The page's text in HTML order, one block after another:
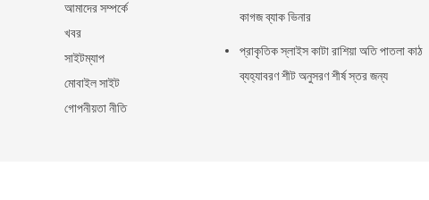
আমাদের সম্পর্কে
খবর
সাইটম্যাপ
মোবাইল সাইট
গোপনীয়তা নীতি
কাগজ ব্যাক ভিনার
প্রাকৃতিক স্লাইস কাটা রাশিয়া অতি পাতলা কাঠ
ব্যহ্যাবরণ শীট অনুসরণ শীর্ষ স্তর জন্য